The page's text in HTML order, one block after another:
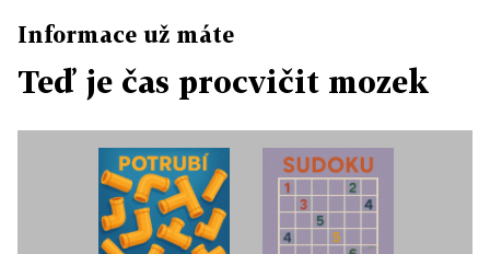
Informace už máte
Teď je čas procvičit mozek